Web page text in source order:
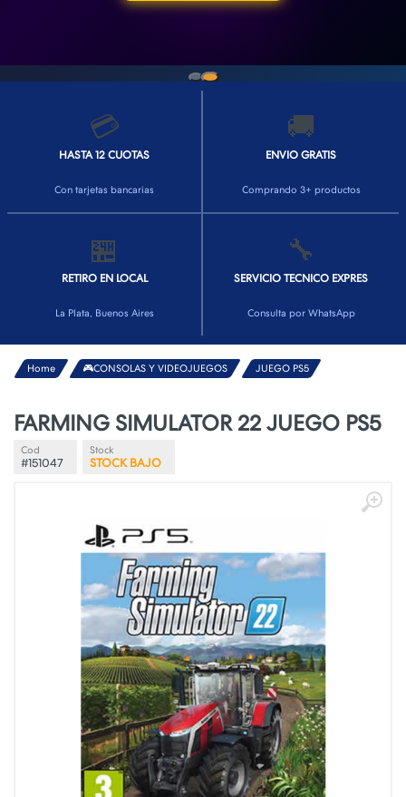
🫗GEEK HOME🍵
💳
HASTA 12 CUOTAS
Con tarjetas bancarias
🚚
ENVIO GRATIS
Comprando 3+ productos
🏪
RETIRO EN LOCAL
La Plata, Buenos Aires
🔧
SERVICIO TECNICO EXPRES
Consulta por WhatsApp
Home 🎮CONSOLAS Y VIDEOJUEGOS JUEGO PS5
FARMING SIMULATOR 22 JUEGO PS5
Cod
#151047
Stock
STOCK BAJO